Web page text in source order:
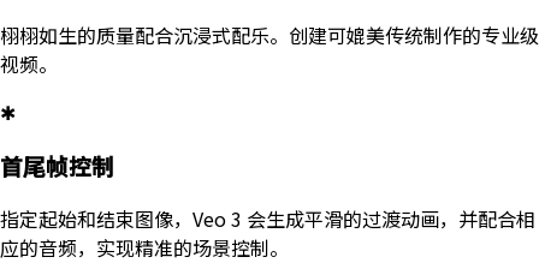
栩栩如生的质量配合沉浸式配乐。创建可媲美传统制作的专业级
视频。
✱
首尾帧控制
指定起始和结束图像，Veo 3 会生成平滑的过渡动画，并配合相
应的音频，实现精准的场景控制。